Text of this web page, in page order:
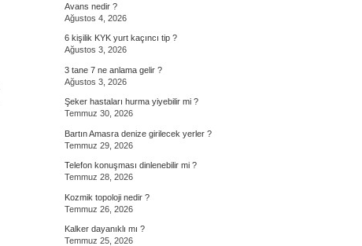
Avans nedir ?
Ağustos 4, 2026
6 kişilik KYK yurt kaçıncı tip ?
Ağustos 3, 2026
3 tane 7 ne anlama gelir ?
Ağustos 3, 2026
Şeker hastaları hurma yiyebilir mi ?
Temmuz 30, 2026
Bartın Amasra denize girilecek yerler ?
Temmuz 29, 2026
Telefon konuşması dinlenebilir mi ?
Temmuz 28, 2026
Kozmik topoloji nedir ?
Temmuz 26, 2026
Kalker dayanıklı mı ?
Temmuz 25, 2026